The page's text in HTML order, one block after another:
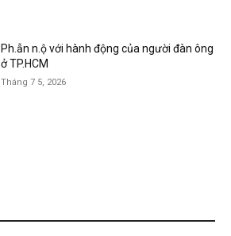
Ph.ẫn n.ộ với hành động của người đàn ông
ở TP.HCM
Tháng 7 5, 2026